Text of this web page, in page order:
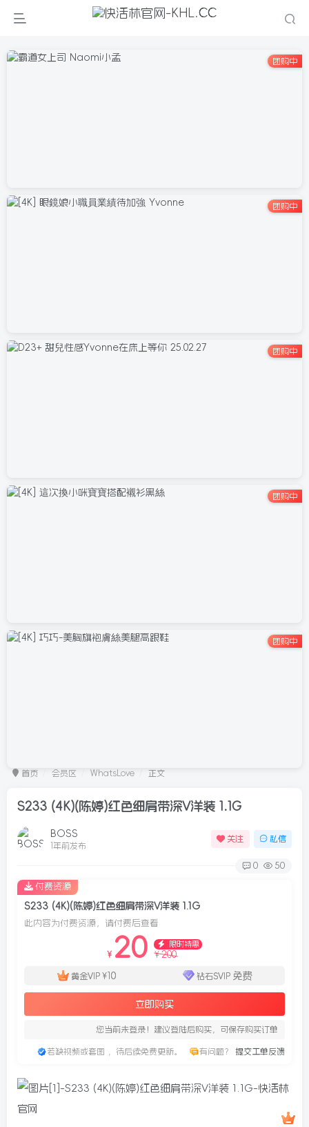
团购中
团购中
团购中
团购中
团购中
首页 会员区 WhatsLove 正文
S233 (4K)(陈婷)红色细肩带深V洋装 1.1G
BOSS
1年前发布
关注 私信
0 50
S233 (4K)(陈婷)红色细肩带深V洋装 1.1G
此内容为付费资源，请付费后查看
¥ 20
限时特惠
¥ 200
黄金VIP ¥ 10 钻石SVIP 免费
立即购买
您当前未登录！建议登陆后购买，可保存购买订单
若缺视频或套图 ，待后续免费更新。 有问题？ 提交工单反馈
付费资源